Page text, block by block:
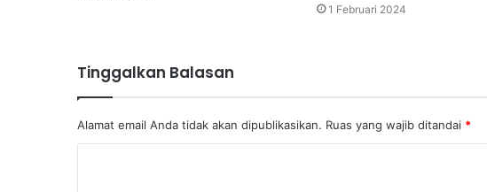
1 Februari 2024
Tinggalkan Balasan
Alamat email Anda tidak akan dipublikasikan. Ruas yang wajib ditandai *